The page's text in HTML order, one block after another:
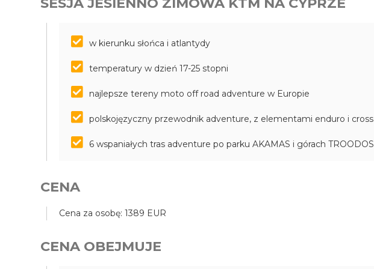
w kierunku słońca i atlantydy
temperatury w dzień 17-25 stopni
najlepsze tereny moto off road adventure w Europie
polskojęzyczny przewodnik adventure, z elementami enduro i cross
6 wspaniałych tras adventure po parku AKAMAS i górach TROODOS
CENA
Cena za osobę: 1389 EUR
CENA OBEJMUJE